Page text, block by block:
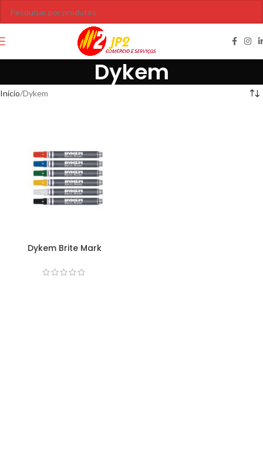
Dykem
Início Dykem
Dykem Brite Mark